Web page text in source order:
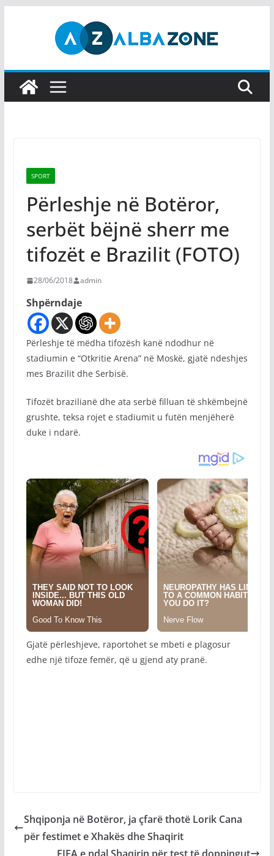
SPORT
Përleshje në Botëror,
serbët bëjnë sherr me
tifozët e Brazilit (FOTO)
28/06/2018 admin
Shpërndaje
Përleshje të mëdha tifozësh kanë ndodhur në
stadiumin e “Otkritie Arena” në Moskë, gjatë ndeshjes
mes Brazilit dhe Serbisë.
Tifozët brazilianë dhe ata serbë filluan të shkëmbejnë
grushte, teksa rojet e stadiumit u futën menjëherë
duke i ndarë.
Gjatë përleshjeve, raportohet se mbeti e plagosur
edhe një tifoze femër, që u gjend aty pranë.
Shqiponja në Botëror, ja çfarë thotë Lorik Cana
për festimet e Xhakës dhe Shaqirit